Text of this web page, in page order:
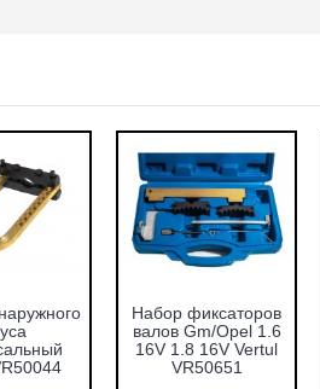
1.2 TFSI
Набор фрез для
восстановления
гнёзд дизельных
форсунок 7пр.